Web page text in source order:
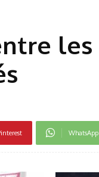
les
WhatsApp